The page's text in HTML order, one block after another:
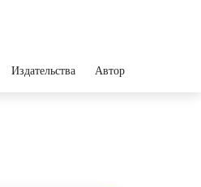
Издательства Авторы